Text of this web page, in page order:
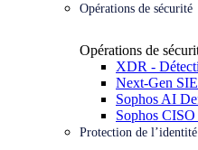
Opérations de sécurité
Opérations de
XDR -
Next-Gen
Sophos AI
Sophos
Protection de l’identité